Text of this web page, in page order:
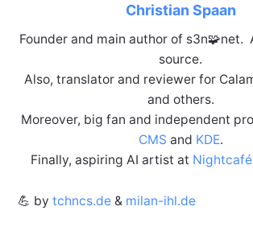
Christian Spaan
Founder and main author of s3n🧩net.
source.
Also, translator and reviewer for
and others.
Moreover, big fan and independent
CMS and KDE.
Finally, aspiring AI artist at Nightcafé
💪 by tchncs.de& milan-ihl.de